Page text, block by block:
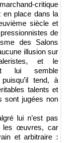
critique
en place dans la
siècle et
de
des Salons
illusion sur
et le
lui semble
tend, à
talents et
sont jugées non
lui n’est pas
les œuvres, car
et arbitraire :